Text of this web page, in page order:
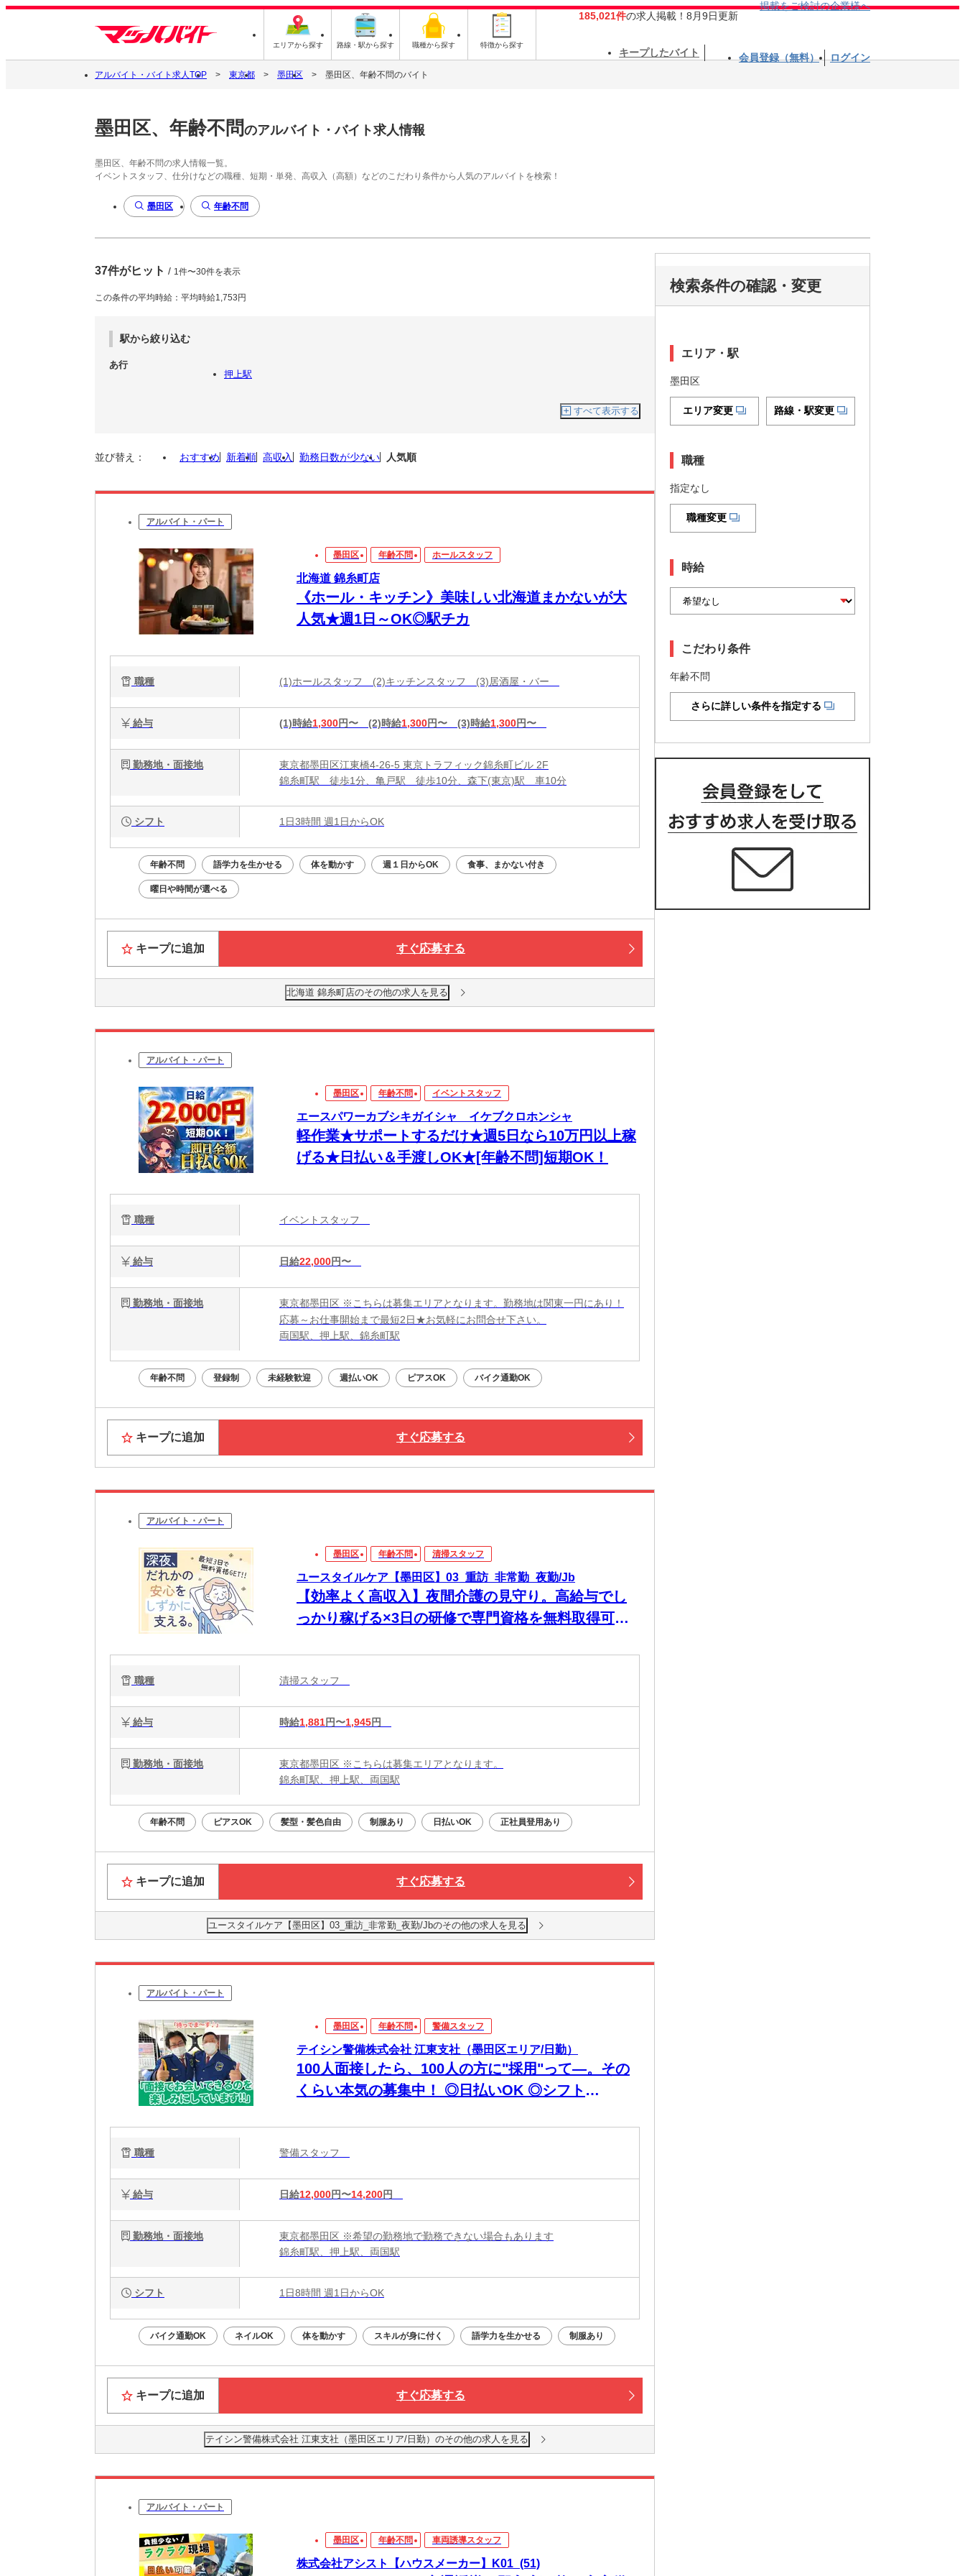
エリアから探す 路線・駅から探す 職種から探す 特徴から探す
185,021件の求人掲載！8月9日更新
掲載をご検討の企業様へ
キープしたバイト 会員登録（無料） ログイン
アルバイト・バイト求人TOP 東京都 墨田区 墨田区、年齢不問のバイト
墨田区、年齢不問のアルバイト・バイト求人情報
墨田区、年齢不問の求人情報一覧。
イベントスタッフ、仕分けなどの職種、短期・単発、高収入（高額）などのこだわり条件から人気のアルバイトを検索！
墨田区 年齢不問
37件がヒット / 1件〜30件を表示
この条件の平均時給：平均時給1,753円
駅から絞り込む
あ行
押上駅
すべて表示する
並び替え： おすすめ 新着順 高収入 勤務日数が少ない 人気順
アルバイト・パート
墨田区 年齢不問 ホールスタッフ
北海道 錦糸町店
《ホール・キッチン》美味しい北海道まかないが大
人気★週1日～OK◎駅チカ
職種 (1)ホールスタッフ (2)キッチンスタッフ (3)居酒屋・バー
給与 (1)時給1,300円〜 (2)時給1,300円〜 (3)時給1,300円〜
勤務地・面接地
東京都墨田区江東橋4-26-5 東京トラフィック錦糸町ビル 2F
錦糸町駅 徒歩1分、亀戸駅 徒歩10分、森下(東京)駅 車10分
シフト 1日3時間 週1日からOK
年齢不問 語学力を生かせる 体を動かす 週１日からOK 食事、まかない付き
曜日や時間が選べる
キープに追加 すぐ応募する
北海道 錦糸町店のその他の求人を見る
アルバイト・パート
墨田区 年齢不問 イベントスタッフ
エースパワーカブシキガイシャ イケブクロホンシャ
軽作業★サポートするだけ★週5日なら10万円以上稼
げる★日払い＆手渡しOK★[年齢不問]短期OK！
職種 イベントスタッフ
給与 日給22,000円〜
勤務地・面接地
東京都墨田区 ※こちらは募集エリアとなります。勤務地は関東一円にあり！
応募～お仕事開始まで最短2日★お気軽にお問合せ下さい。
両国駅、押上駅、錦糸町駅
年齢不問 登録制 未経験歓迎 週払いOK ピアスOK バイク通勤OK
キープに追加 すぐ応募する
アルバイト・パート
墨田区 年齢不問 清掃スタッフ
ユースタイルケア【墨田区】03_重訪_非常勤_夜勤/Jb
【効率よく高収入】夜間介護の見守り。高給与でし
っかり稼げる×3日の研修で専門資格を無料取得可
職種 清掃スタッフ
給与 時給1,881円〜1,945円
勤務地・面接地
東京都墨田区 ※こちらは募集エリアとなります。
錦糸町駅、押上駅、両国駅
年齢不問 ピアスOK 髪型・髪色自由 制服あり 日払いOK 正社員登用あり
キープに追加 すぐ応募する
ユースタイルケア【墨田区】03_重訪_非常勤_夜勤/Jbのその他の求人を見る
アルバイト・パート
墨田区 年齢不問 警備スタッフ
テイシン警備株式会社 江東支社（墨田区エリア/日勤）
100人面接したら、100人の方に"採用"って―。その
くらい本気の募集中！ ◎日払いOK ◎シフト
職種 警備スタッフ
給与 日給12,000円〜14,200円
勤務地・面接地
東京都墨田区 ※希望の勤務地で勤務できない場合もあります
錦糸町駅、押上駅、両国駅
シフト 1日8時間 週1日からOK
バイク通勤OK ネイルOK 体を動かす スキルが身に付く 語学力を生かせる 制服あり
キープに追加 すぐ応募する
テイシン警備株式会社 江東支社（墨田区エリア/日勤）のその他の求人を見る
アルバイト・パート
墨田区 年齢不問 車両誘導スタッフ
株式会社アシスト【ハウスメーカー】K01_(51)
検索条件の確認・変更
エリア・駅
墨田区
エリア変更 路線・駅変更
職種
指定なし
職種変更
時給
こだわり条件
年齢不問
さらに詳しい条件を指定する